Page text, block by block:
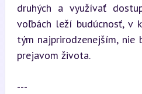
druhých a využívať
voľbách leží budúcnosť, v
tým najprirodzenejším, nie
prejavom života.
---